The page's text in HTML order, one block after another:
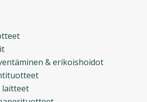
& erikoishoidot
laitteet